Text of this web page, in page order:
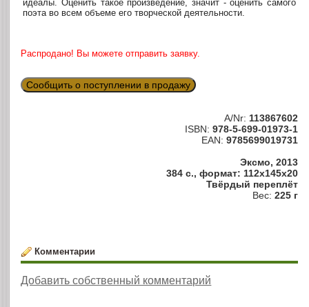
идеалы. Оценить такое произведение, значит - оценить самого
поэта во всем объеме его творческой деятельности.
Распродано! Вы можете отправить заявку.
Сообщить о поступлении в продажу
A/Nr: 113867602
ISBN: 978-5-699-01973-1
EAN: 9785699019731
Эксмо, 2013
384 с., формат: 112x145x20
Твёрдый переплёт
Вес: 225 г
Комментарии
Добавить собственный комментарий